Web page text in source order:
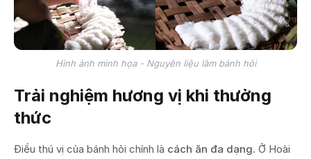
Hình ảnh minh họa - Nguyên liệu làm bánh hỏi
Trải nghiệm hương vị khi thưởng
thức
Điều thú vị của bánh hỏi chính là cách ăn đa dạng. Ở Hoài